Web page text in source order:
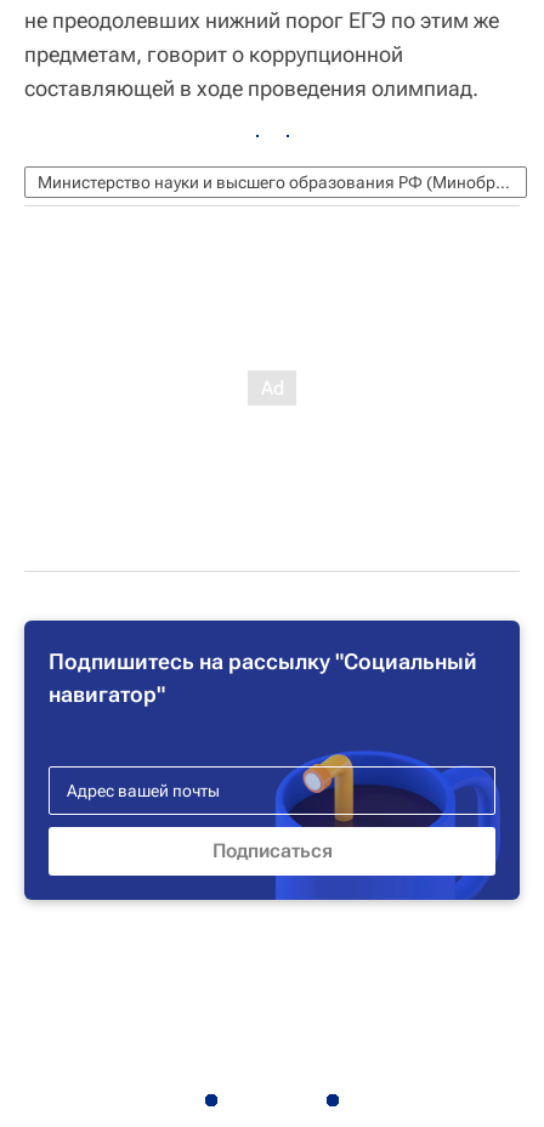
не преодолевших нижний порог ЕГЭ по этим же
предметам, говорит о коррупционной
составляющей в ходе проведения олимпиад.
Министерство науки и высшего образования РФ (Минобрнауки России)
Подпишитесь на рассылку "Социальный
навигатор"